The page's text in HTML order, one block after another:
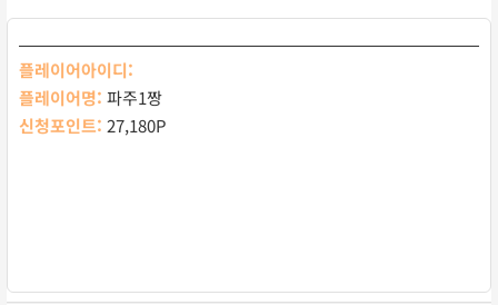
플레이어아이디:
플레이어명: 파주1짱
신청포인트: 27,180P